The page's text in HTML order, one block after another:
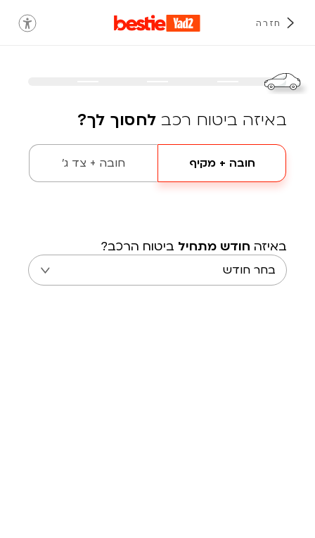
חזרה
באיזה ביטוח רכב לחסוך לך?
חובה + מקיף חובה + צד ג'
באיזה חודש מתחיל ביטוח הרכב?